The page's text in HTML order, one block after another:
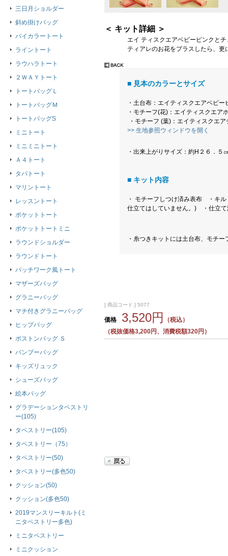
＜ キット詳細 ＞
エイ ティスクエアベビーピンクと
ティアレのお花をプラスしたら、更
■ 見本のカラーとサイズ
・土台布：エイティスクエアベビー
・モチーフ(花)：エイティスクエア
・モチーフ (葉)：エイティスクエ
>> 生地参照ウィンドウを開く
・出来上がりサイズ：約H２６．５
■ キット内容
・ モチーフしつけ済み表布 ・キ
仕立てはしていません。) ・仕立
・糸つきキットには土台布、モチ
[ 商品コード ] 5077
価格 3,520円
（税込）
（税抜価格3,200円、消費税額320円）
三日月ショルダー
斜め掛けバッグ
バイカラートート
ライントート
ラウハラトート
２ＷＡＹトート
トートバッグＬ
トートバッグＭ
トートバッグS
ミニトート
ミニミニトート
Ａ４トート
タパトート
マリントート
レッスントート
ポケットトート
ポケットトートミニ
ラウンドショルダー
ラウンドトート
パッチワーク風トート
マザーズバッグ
グラニーバッグ
マチ付きグラニーバッグ
ヒップバッグ
ボストンバッグ Ｓ
バンブーバッグ
キッズリュック
シューズバッグ
絵本バッグ
グラデーションタペストリ
ー(105)
タペストリー(105)
タペストリー（75）
タペストリー(50)
タペストリー(多色50)
クッション(50)
クッション(多色50)
2019マンスリーキルト(ミ
ニタペストリー多色)
ミニタペストリー
ミニクッション